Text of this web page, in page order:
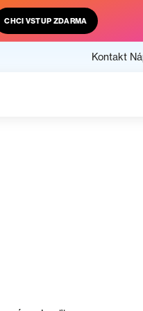
CHCI VSTUP ZDARMA
Kontakt